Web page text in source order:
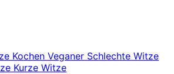
Kochen Veganer Schlechte Witze
Kurze Witze